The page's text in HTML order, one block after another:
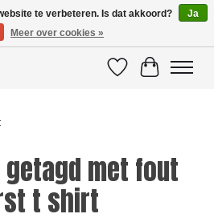
VerlanglijstWinkelwagen
met fout
t shirt
te verbeteren. Is dat akkoord?
Ja
Meer over cookies »